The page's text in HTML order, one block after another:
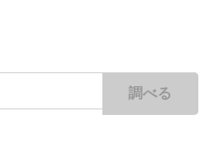
調べる